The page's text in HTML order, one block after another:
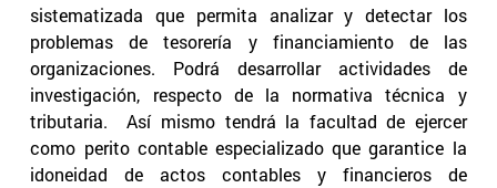
sistematizada que permita analizar y detectar los
problemas de tesorería y financiamiento de las
organizaciones. Podrá desarrollar actividades de
investigación, respecto de la normativa técnica y
tributaria. Así mismo tendrá la facultad de ejercer
como perito contable especializado que garantice la
idoneidad de actos contables y financieros de